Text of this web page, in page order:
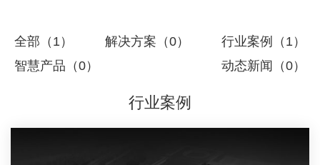
全部（1） 解决方案（0）
行业案例（1）
智慧产品（0）
动态新闻（0）
行业案例